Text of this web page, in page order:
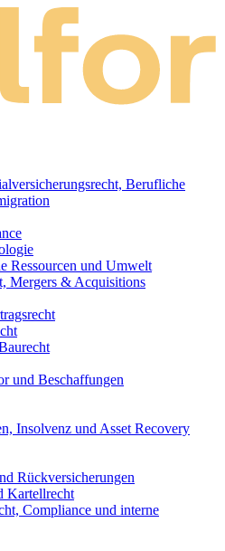
Berufliche
Ressourcen und Umwelt
Mergers & Acquisitions
und Beschaffungen
Insolvenz und Asset Recovery
Rückversicherungen
Kartellrecht
Compliance und interne